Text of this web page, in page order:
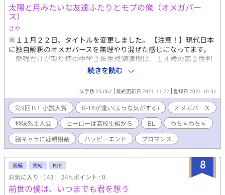
太陽と月みたいな友達ふたりとモブの俺（オメガバー
ス）
さや
※１１月２２日、タイトルを変更しました。 【注意！】現代日本
に独自解釈のオメガバースを無理やり混ぜた感じになってます。
勉強だけが取り柄の中学２年生成瀬達樹は、１４歳の第２性判
定において予想外のオメガ判定を受ける。 自分は地味だから絶対
ベータだと信じて疑っていなかったのに……と衝撃を受けるも、
立ち直る暇もなく教師のパソコンを盗み見たという同級生が自分
と、幼なじみである柚木諒介の第２性を暴露しているところに遭
遇し……。 自称勉強だけが取り柄の地味オメガ・達樹と、感情
が外に出にくいクーデレなのかクーエロなのかな人妻（？）オメ
ガ・諒介、立てば芍薬座れば牡丹口を開けばただの中２と称され
る華やかな美人系残念オメガ・佐々岡光。 ３人で過ごすツッコ
ミ不在（※物理にあらず）な友情と恋の物語。 ・胸糞あり・下品
続きを読む
文字数 23,062 最終更新日 2021.11.22 登録日 2021.10.31
第9回ＢＬ小説大賞 R-18が遠い(ような気がする)
オメガバース
地味系主人公
ヒーローは高校生編から BL
わちゃわちゃ
脇キャラに近親相姦
ハッピーエンド ブロマンス
8
長編 完結 R18
お気に入り : 143 24h.ポイント : 0
前世の僕は、いつまでも君を想う